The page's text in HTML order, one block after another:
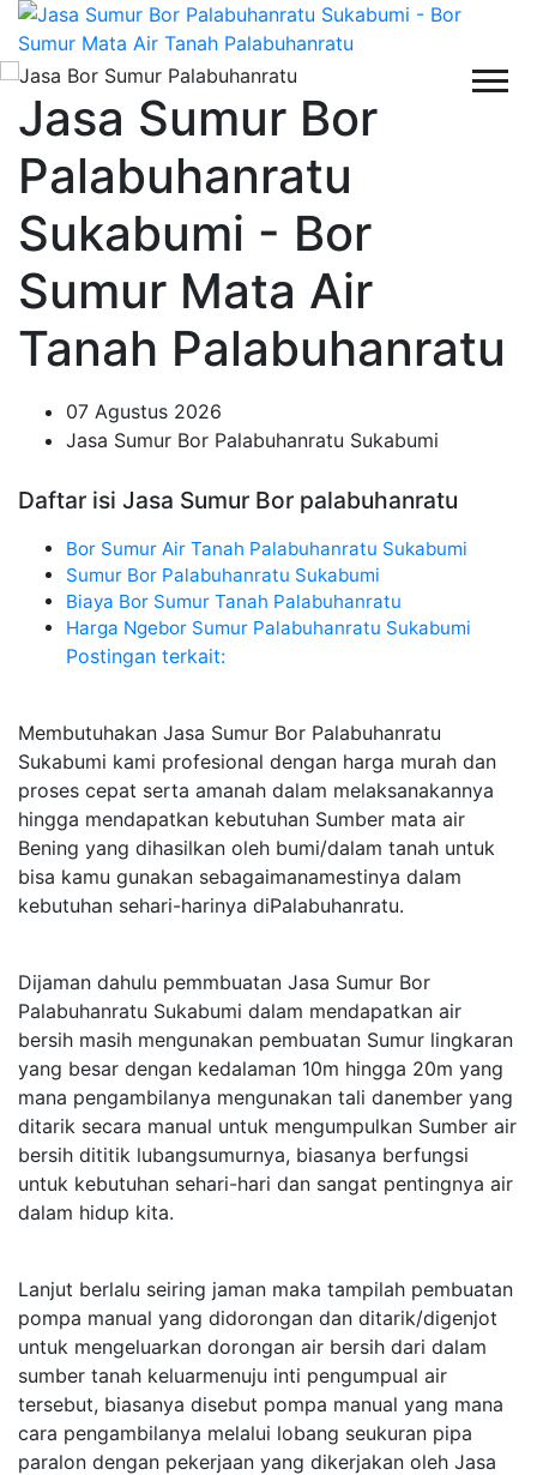
Jasa Sumur Bor
Palabuhanratu
Sukabumi - Bor
Sumur Mata Air
Tanah Palabuhanratu
07 Agustus 2026
Jasa Sumur Bor Palabuhanratu Sukabumi
Daftar isi Jasa Sumur Bor palabuhanratu
Bor Sumur Air Tanah Palabuhanratu Sukabumi
Sumur Bor Palabuhanratu Sukabumi
Biaya Bor Sumur Tanah Palabuhanratu
Harga Ngebor Sumur Palabuhanratu Sukabumi
Postingan terkait:
Membutuhakan Jasa Sumur Bor Palabuhanratu
Sukabumi kami profesional dengan harga murah dan
proses cepat serta amanah dalam melaksanakannya
hingga mendapatkan kebutuhan Sumber mata air
Bening yang dihasilkan oleh bumi/dalam tanah untuk
bisa kamu gunakan sebagaimanamestinya dalam
kebutuhan sehari-harinya diPalabuhanratu.
Dijaman dahulu pemmbuatan Jasa Sumur Bor
Palabuhanratu Sukabumi dalam mendapatkan air
bersih masih mengunakan pembuatan Sumur lingkaran
yang besar dengan kedalaman 10m hingga 20m yang
mana pengambilanya mengunakan tali danember yang
ditarik secara manual untuk mengumpulkan Sumber air
bersih dititik lubangsumurnya, biasanya berfungsi
untuk kebutuhan sehari-hari dan sangat pentingnya air
dalam hidup kita.
Lanjut berlalu seiring jaman maka tampilah pembuatan
pompa manual yang didorongan dan ditarik/digenjot
untuk mengeluarkan dorongan air bersih dari dalam
sumber tanah keluarmenuju inti pengumpual air
tersebut, biasanya disebut pompa manual yang mana
cara pengambilanya melalui lobang seukuran pipa
paralon dengan pekerjaan yang dikerjakan oleh Jasa